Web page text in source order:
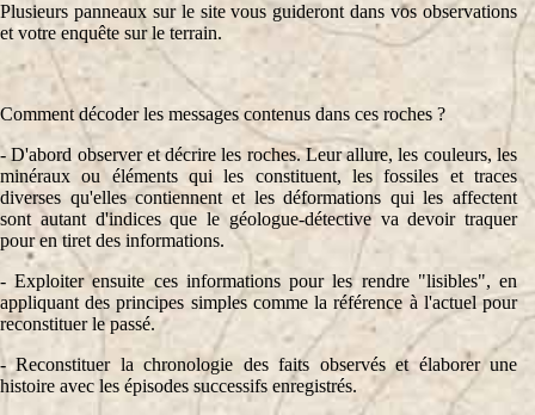
Plusieurs panneaux sur le site vous guideront dans vos observations
et votre enquête sur le terrain.
Comment décoder les messages contenus dans ces roches ?
- D'abord observer et décrire les roches. Leur allure, les couleurs, les
minéraux ou éléments qui les constituent, les fossiles et traces
diverses qu'elles contiennent et les déformations qui les affectent
sont autant d'indices que le géologue-détective va devoir traquer
pour en tiret des informations.
- Exploiter ensuite ces informations pour les rendre "lisibles", en
appliquant des principes simples comme la référence à l'actuel pour
reconstituer le passé.
- Reconstituer la chronologie des faits observés et élaborer une
histoire avec les épisodes successifs enregistrés.